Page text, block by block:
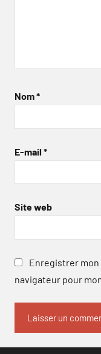
Nom*
E-mail *
Site web
Enregistrer mon
navigateur pour